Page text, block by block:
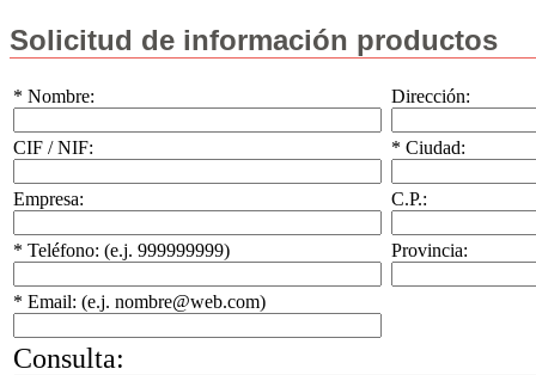
Solicitud de información productos
* Nombre: Dirección:
CIF / NIF: * Ciudad:
Empresa: C.P.:
* Teléfono: (e.j. 999999999) Provincia:
* Email: (e.j. nombre@web.com)
Consulta: